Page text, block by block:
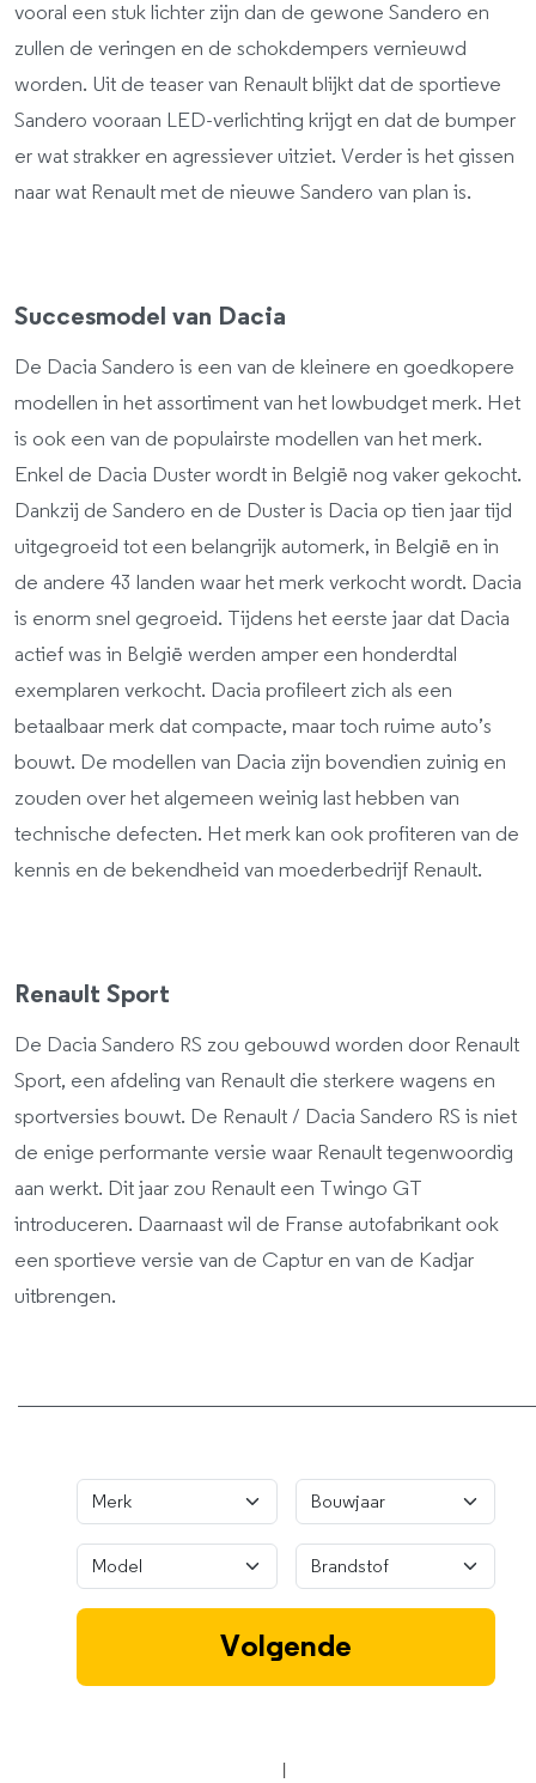
vooral een stuk lichter zijn dan de gewone Sandero en
zullen de veringen en de schokdempers vernieuwd
worden. Uit de teaser van Renault blijkt dat de sportieve
Sandero vooraan LED-verlichting krijgt en dat de bumper
er wat strakker en agressiever uitziet. Verder is het gissen
naar wat Renault met de nieuwe Sandero van plan is.
Succesmodel van Dacia
De Dacia Sandero is een van de kleinere en goedkopere
modellen in het assortiment van het lowbudget merk. Het
is ook een van de populairste modellen van het merk.
Enkel de Dacia Duster wordt in België nog vaker gekocht.
Dankzij de Sandero en de Duster is Dacia op tien jaar tijd
uitgegroeid tot een belangrijk automerk, in België en in
de andere 43 landen waar het merk verkocht wordt. Dacia
is enorm snel gegroeid. Tijdens het eerste jaar dat Dacia
actief was in België werden amper een honderdtal
exemplaren verkocht. Dacia profileert zich als een
betaalbaar merk dat compacte, maar toch ruime auto’s
bouwt. De modellen van Dacia zijn bovendien zuinig en
zouden over het algemeen weinig last hebben van
technische defecten. Het merk kan ook profiteren van de
kennis en de bekendheid van moederbedrijf Renault.
Renault Sport
De Dacia Sandero RS zou gebouwd worden door Renault
Sport, een afdeling van Renault die sterkere wagens en
sportversies bouwt. De Renault / Dacia Sandero RS is niet
de enige performante versie waar Renault tegenwoordig
aan werkt. Dit jaar zou Renault een Twingo GT
introduceren. Daarnaast wil de Franse autofabrikant ook
een sportieve versie van de Captur en van de Kadjar
uitbrengen.